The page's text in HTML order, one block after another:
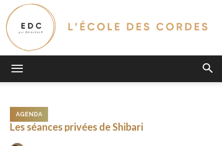
Des
AGENDA
Les séances privées de Shibari